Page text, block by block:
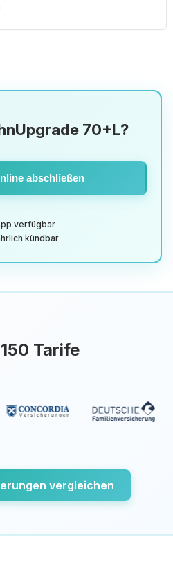
70+L?
abschließen
verfügbar
kündbar
Tarife
vergleichen